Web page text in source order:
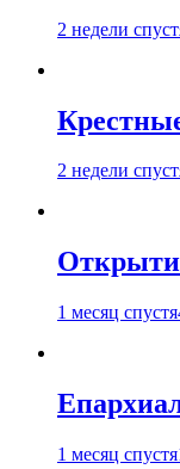
2 недели
2 недели
1 месяц спустя
1 месяц спустя